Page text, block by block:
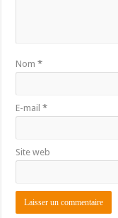
Nom*
E-mail*
Site web